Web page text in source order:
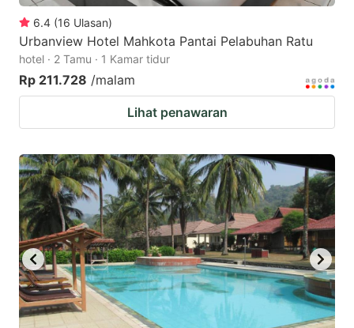
6.4 (16 Ulasan)
Urbanview Hotel Mahkota Pantai Pelabuhan Ratu
hotel · 2 Tamu · 1 Kamar tidur
Rp 211.728 /malam
Lihat penawaran